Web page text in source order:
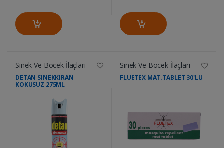
Sinek Ve Böcek İlaçları
DETAN SINEKKIRAN
KOKUSUZ 275ML
Sinek Ve Böcek İlaçları
FLUETEX MAT.TABLET 30'LU